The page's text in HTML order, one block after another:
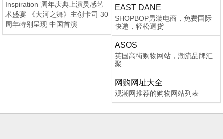
Inspiration”周年庆典上演灵感艺
术盛宴 《大河之舞》主创卡司 30
周年特别呈现 中国首演
EAST DANE
SHOPBOP男装电商，免费国际
快递，轻松退货
ASOS
英国高街购物网站，潮流品牌汇
聚
网购网址大全
观潮网推荐的购物网站列表